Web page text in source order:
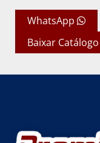
WhatsApp
Baixar Catálogo